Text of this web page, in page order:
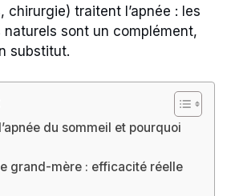
chirurgie) traitent l’apnée : les
naturels sont un complément,
substitut.
du sommeil et pourquoi
grand-mère : efficacité réelle